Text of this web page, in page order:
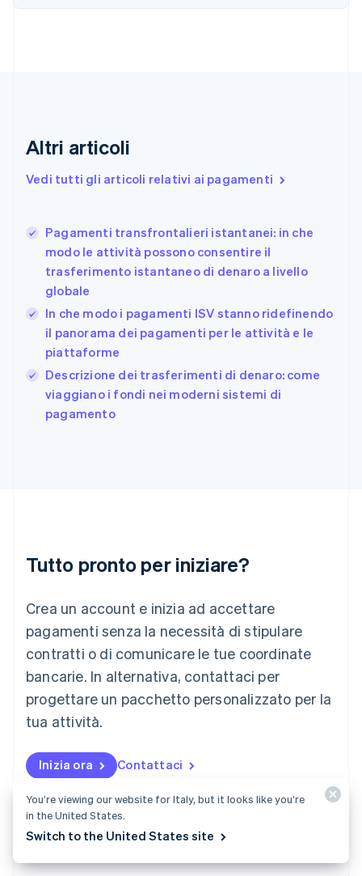
Altri articoli
Vedi tutti gli articoli relativi ai pagamenti
Pagamenti transfrontalieri istantanei: in che
modo le attività possono consentire il
trasferimento istantaneo di denaro a livello
globale
In che modo i pagamenti ISV stanno ridefinendo
il panorama dei pagamenti per le attività e le
piattaforme
Descrizione dei trasferimenti di denaro: come
viaggiano i fondi nei moderni sistemi di
pagamento
Tutto pronto per iniziare?
Crea un account e inizia ad accettare
pagamenti senza la necessità di stipulare
contratti o di comunicare le tue coordinate
bancarie. In alternativa, contattaci per
progettare un pacchetto personalizzato per la
tua attività.
Inizia ora Contattaci
Cina continentale
Emirati Arabi Uniti
English
Estonia
EnglishSvenska
Francia
Germania
DeutschEnglish
Giappone
日本語
Gibilterra
English
Grecia
English
India
English
Lituania
Lussemburgo
Deutsch English
Malaysia
English 简体中文
Malta
Messico
EspañolEnglish
English
Nuova Zelanda
Paesi Bassi
NederlandsEnglish
Polonia
Portogallo
You’re viewing our website for Italy, but it looks like you’re
in the United States.
Switch to the United States site